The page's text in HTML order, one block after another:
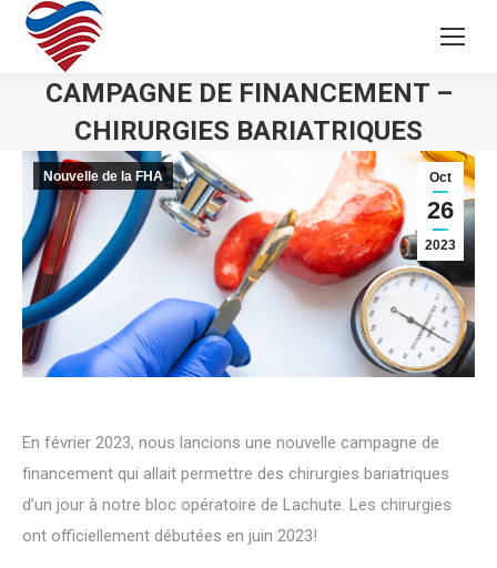
CAMPAGNE DE FINANCEMENT –
CHIRURGIES BARIATRIQUES
Oct
26
2023
Nouvelle de la FHA
En février 2023, nous lancions une nouvelle campagne de
financement qui allait permettre des chirurgies bariatriques
d’un jour à notre bloc opératoire de Lachute. Les chirurgies
ont officiellement débutées en juin 2023!